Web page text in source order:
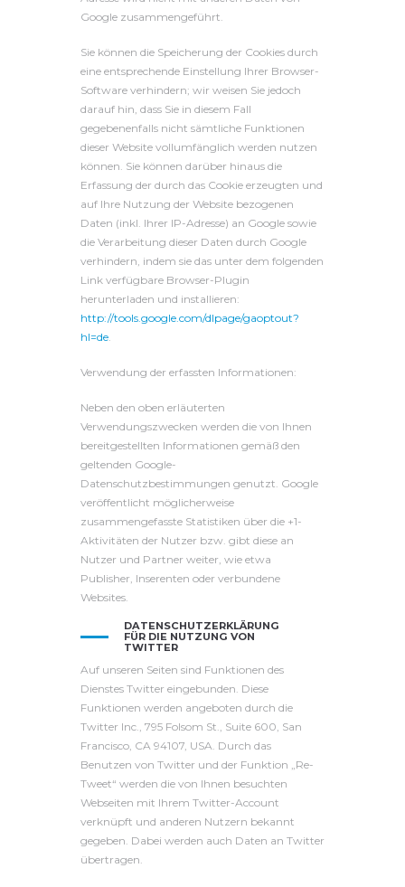
Google zusammengeführt.
Sie können die Speicherung der Cookies durch
eine entsprechende Einstellung Ihrer Browser-
Software verhindern; wir weisen Sie jedoch
darauf hin, dass Sie in diesem Fall
gegebenenfalls nicht sämtliche Funktionen
dieser Website vollumfänglich werden nutzen
können. Sie können darüber hinaus die
Erfassung der durch das Cookie erzeugten und
auf Ihre Nutzung der Website bezogenen
Daten (inkl. Ihrer IP-Adresse) an Google sowie
die Verarbeitung dieser Daten durch Google
verhindern, indem sie das unter dem folgenden
Link verfügbare Browser-Plugin
herunterladen und installieren:
http://tools.google.com/dlpage/gaoptout?
hl=de.
Verwendung der erfassten Informationen:
Neben den oben erläuterten
Verwendungszwecken werden die von Ihnen
bereitgestellten Informationen gemäß den
geltenden Google-
Datenschutzbestimmungen genutzt. Google
veröffentlicht möglicherweise
zusammengefasste Statistiken über die +1-
Aktivitäten der Nutzer bzw. gibt diese an
Nutzer und Partner weiter, wie etwa
Publisher, Inserenten oder verbundene
Websites.
DATENSCHUTZERKLÄRUNG
FÜR DIE NUTZUNG VON
TWITTER
Auf unseren Seiten sind Funktionen des
Dienstes Twitter eingebunden. Diese
Funktionen werden angeboten durch die
Twitter Inc., 795 Folsom St., Suite 600, San
Francisco, CA 94107, USA. Durch das
Benutzen von Twitter und der Funktion „Re-
Tweet“ werden die von Ihnen besuchten
Webseiten mit Ihrem Twitter-Account
verknüpft und anderen Nutzern bekannt
gegeben. Dabei werden auch Daten an Twitter
übertragen.